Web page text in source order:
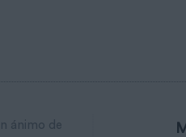
ánimo de